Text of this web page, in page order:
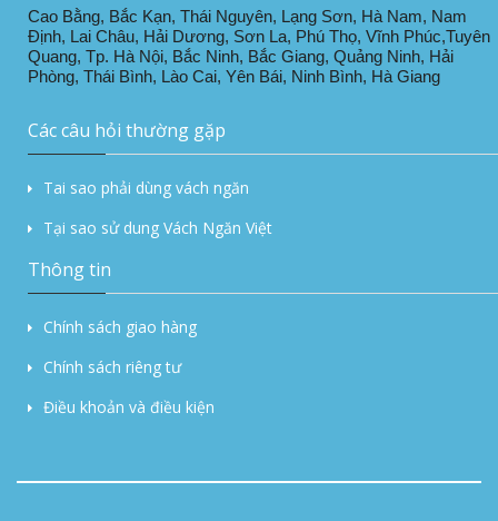
Cao Bằng, Bắc Kạn, Thái Nguyên, Lạng Sơn, Hà Nam, Nam
Định, Lai Châu, Hải Dương, Sơn La, Phú Thọ, Vĩnh Phúc,Tuyên
Quang, Tp. Hà Nội, Bắc Ninh, Bắc Giang, Quảng Ninh, Hải
Phòng, Thái Bình, Lào Cai, Yên Bái, Ninh Bình, Hà Giang
Các câu hỏi thường gặp
Tai sao phải dùng vách ngăn
Tại sao sử dung Vách Ngăn Việt
Thông tin
Chính sách giao hàng
Chính sách riêng tư
Điều khoản và điều kiện